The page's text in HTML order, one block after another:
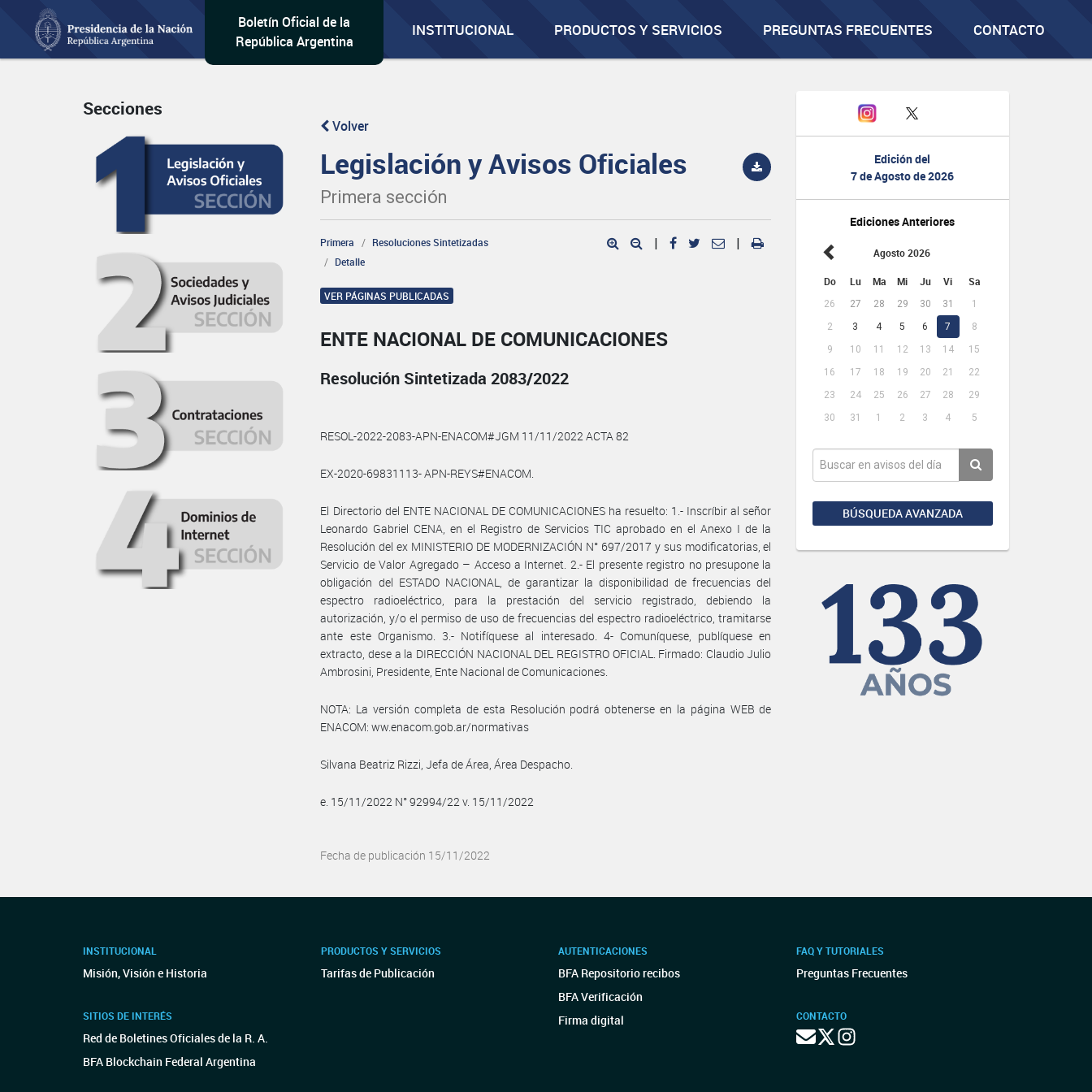
Boletín Oficial de la
República Argentina
INSTITUCIONAL PRODUCTOS Y SERVICIOS PREGUNTAS FRECUENTES CONTACTO
Edición del
7 de Agosto de 2026
Ediciones Anteriores
Agosto 2026
Do Lu Ma Mi Ju Vi Sa
26 27 28 29 30 31
1
2
3 4 5 6 7
8
9
10 11 12 13 14
15
16
17 18 19 20 21
22
23
24 25 26 27 28
29
30
31 1 2 3 4 5
BÚSQUEDA AVANZADA
Secciones
Volver
Legislación y Avisos Oficiales
Primera sección
Primera
Resoluciones Sintetizadas
Detalle
| |
VER PÁGINAS PUBLICADAS
ENTE NACIONAL DE COMUNICACIONES
Resolución Sintetizada 2083/2022
RESOL-2022-2083-APN-ENACOM#JGM 11/11/2022 ACTA 82
EX-2020-69831113- APN-REYS#ENACOM.
El Directorio del ENTE NACIONAL DE COMUNICACIONES ha resuelto: 1.- Inscríbir al señor
Leonardo Gabriel CENA, en el Registro de Servicios TIC aprobado en el Anexo I de la
Resolución del ex MINISTERIO DE MODERNIZACIÓN N° 697/2017 y sus modificatorias, el
Servicio de Valor Agregado – Acceso a Internet. 2.- El presente registro no presupone la
obligación del ESTADO NACIONAL, de garantizar la disponibilidad de frecuencias del
espectro radioeléctrico, para la prestación del servicio registrado, debiendo la
autorización, y/o el permiso de uso de frecuencias del espectro radioeléctrico, tramitarse
ante este Organismo. 3.- Notifíquese al interesado. 4- Comuníquese, publíquese en
extracto, dese a la DIRECCIÓN NACIONAL DEL REGISTRO OFICIAL. Firmado: Claudio Julio
Ambrosini, Presidente, Ente Nacional de Comunicaciones.
NOTA: La versión completa de esta Resolución podrá obtenerse en la página WEB de
ENACOM: ww.enacom.gob.ar/normativas
Silvana Beatriz Rizzi, Jefa de Área, Área Despacho.
e. 15/11/2022 N° 92994/22 v. 15/11/2022
Fecha de publicación 15/11/2022
INSTITUCIONAL
Misión, Visión e Historia
SITIOS DE INTERÉS
Red de Boletines Oficiales de la R. A.
BFA Blockchain Federal Argentina
PRODUCTOS Y SERVICIOS
Tarifas de Publicación
AUTENTICACIONES
BFA Repositorio recibos
BFA Verificación
Firma digital
FAQ Y TUTORIALES
Preguntas Frecuentes
CONTACTO